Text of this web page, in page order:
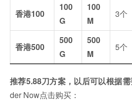
香港100
100
G
100
M
3个
香港500
500
G
500
M
5个
推荐5.88刀方案，以后可以根据
der Now点击购买：